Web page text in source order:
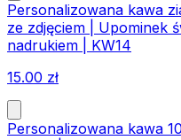
Personalizowana kawa
ze zdjęciem | Upominek
nadrukiem | KW14
15.00 zł
Personalizowana kawa